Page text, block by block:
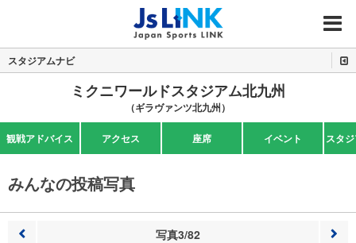
MENU
スタジアムナビ
ミクニワールドスタジアム北九州
（ギラヴァンツ北九州）
観戦アドバイス アクセス 座席 イベント スタ
みんなの投稿写真
写真3/82